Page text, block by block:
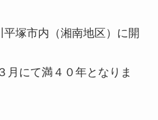
塚市内（湘南地区）に開
月にて満４０年となりま